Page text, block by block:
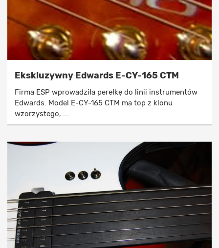
Ekskluzywny Edwards E-CY-165 CTM
Firma ESP wprowadziła perełkę do linii instrumentów
Edwards. Model E-CY-165 CTM ma top z klonu
wzorzystego, ...